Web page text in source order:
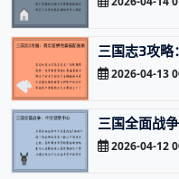
三国志3攻略
2026-04-13
三国全面战
2026-04-12